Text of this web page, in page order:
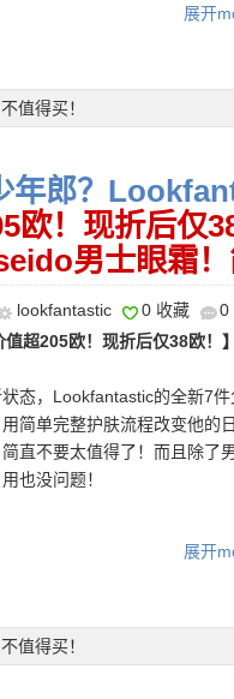
值26欧！
装60ml
展开
值得买！
年郎？
欧！现折后仅
男士眼霜
lookfantastic 0 收藏
0
超205欧！现折后仅38欧！
态，Lookfantastic的全新7
简单完整护肤流程改变他的
直不要太值得了！而且除了
也没问题！
价值17欧！
展开
值得买！